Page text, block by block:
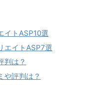
イトASP10選
エイトASP7選
判は？
や評判は？